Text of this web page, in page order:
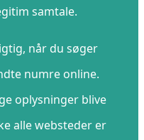
samtale.
når du søger
numre online.
oplysninger blive
alle websteder er